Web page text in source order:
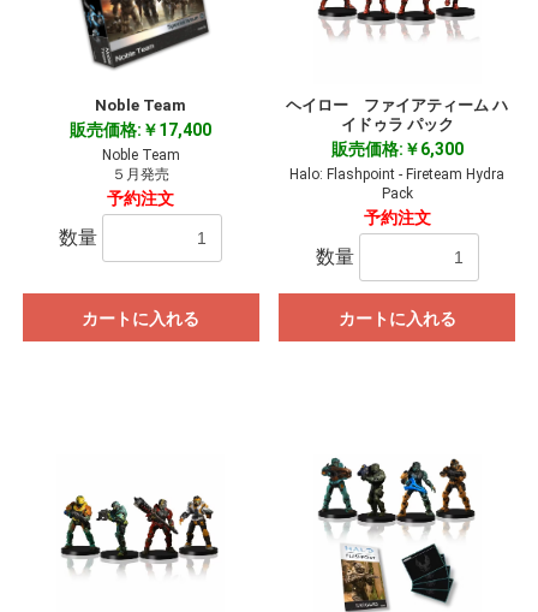
Noble Team
販売価格:￥17,400
Noble Team
５月発売
予約注文
数量
カートに入れる
ヘイロー ファイアティーム ハ
イドゥラ パック
販売価格:￥6,300
Halo: Flashpoint - Fireteam Hydra
Pack
予約注文
数量
カートに入れる